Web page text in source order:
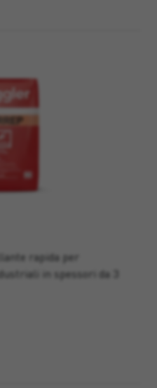
rapida per
in spessori da 3